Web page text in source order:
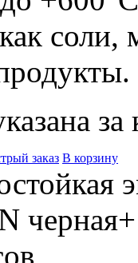
соли,
за
заказ В корзину